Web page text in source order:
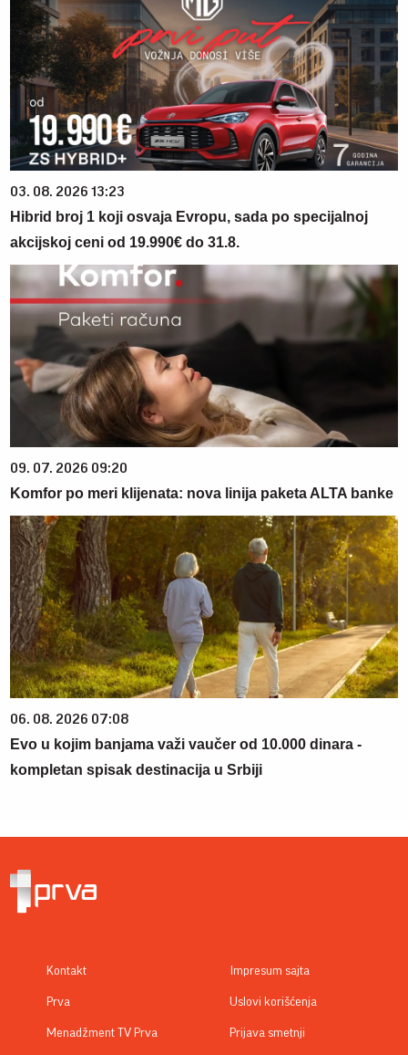
03. 08. 2026 13:23
Hibrid broj 1 koji osvaja Evropu, sada po specijalnoj
akcijskoj ceni od 19.990€ do 31.8.
09. 07. 2026 09:20
Komfor po meri klijenata: nova linija paketa ALTA banke
06. 08. 2026 07:08
Evo u kojim banjama važi vaučer od 10.000 dinara -
kompletan spisak destinacija u Srbiji
Kontakt
Prva
Menadžment TV Prva
Impresum sajta
Uslovi korišćenja
Prijava smetnji